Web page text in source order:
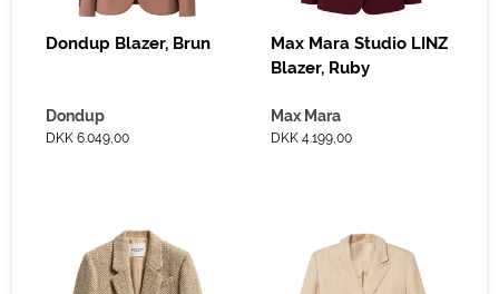
Dondup Blazer, Brun
Dondup
DKK 6.049,00
Max Mara Studio LINZ
Blazer, Ruby
Max Mara
DKK 4.199,00